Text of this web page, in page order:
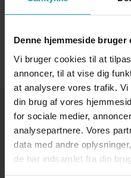
Denne hjemmeside bruger
Vi bruger cookies til at
annoncer, til at vise dig
at analysere vores trafik.
din brug af vores
for sociale medier,
analysepartnere. Vores
data med andre
de har indsamlet fra din
Om
Ansvarlig for